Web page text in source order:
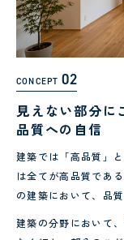
CONCEPT 02
見えない部分に
品質への自信
建築では「高品質」
は全てが高品質であ
の建築において、品
建築の分野において